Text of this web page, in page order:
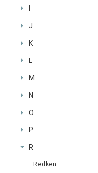
I
J
K
L
M
N
O
P
R
Redken